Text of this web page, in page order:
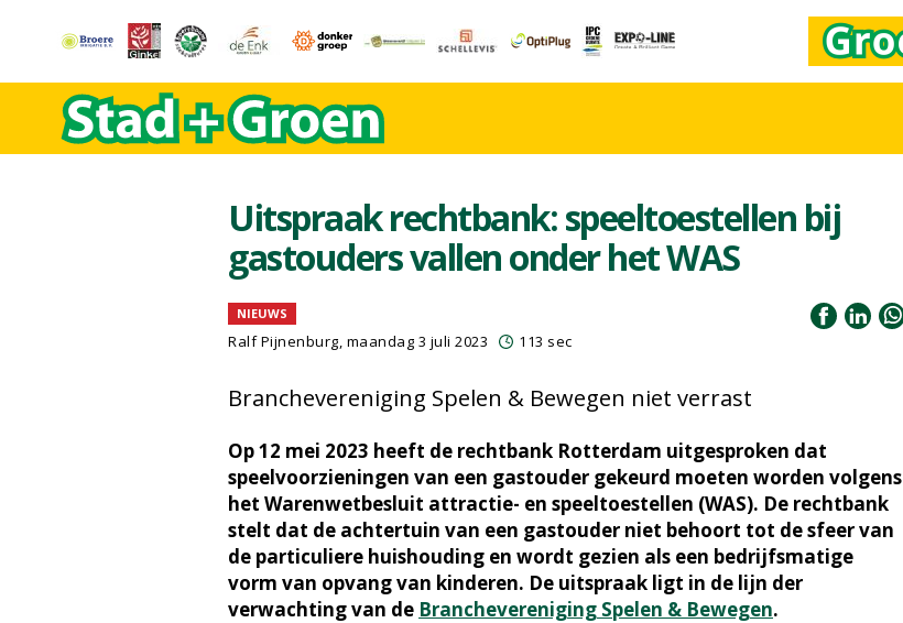
Uitspraak rechtbank: speeltoestellen bij
gastouders vallen onder het WAS
NIEUWS
Ralf Pijnenburg, maandag 3 juli 2023 113 sec
Branchevereniging Spelen & Bewegen niet verrast
Op 12 mei 2023 heeft de rechtbank Rotterdam uitgesproken dat
speelvoorzieningen van een gastouder gekeurd moeten worden volgens
het Warenwetbesluit attractie- en speeltoestellen (WAS). De rechtbank
stelt dat de achtertuin van een gastouder niet behoort tot de sfeer van
de particuliere huishouding en wordt gezien als een bedrijfsmatige
vorm van opvang van kinderen. De uitspraak ligt in de lijn der
verwachting van de Branchevereniging Spelen & Bewegen.